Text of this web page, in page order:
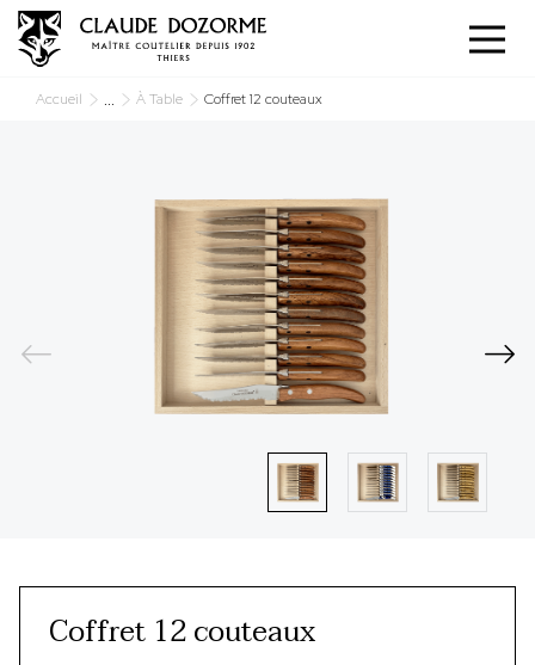
Accueil ... À Table Coffret 12 couteaux
Coffret 12 couteaux
Panneau de gestion des cookies